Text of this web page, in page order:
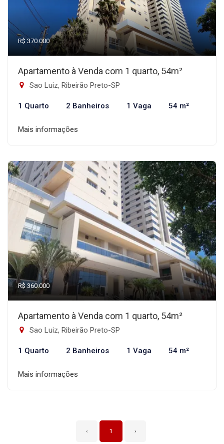
R$ 370.000
Apartamento à Venda com 1 quarto, 54m²
Sao Luiz, Ribeirão Preto-SP
1 Quarto 2 Banheiros 1 Vaga 54 m²
Mais informações
R$ 360.000
Apartamento à Venda com 1 quarto, 54m²
Sao Luiz, Ribeirão Preto-SP
1 Quarto 2 Banheiros 1 Vaga 54 m²
Mais informações
‹ 1 ›